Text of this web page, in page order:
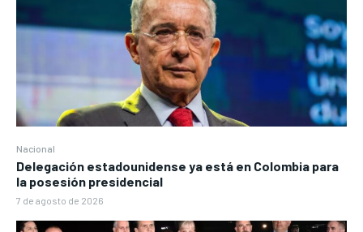
Nacional
Delegación estadounidense ya está en Colombia para
la posesión presidencial
7 de agosto de 2026